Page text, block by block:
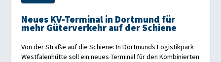
Neues KV-Terminal in Dortmund für
mehr Güterverkehr auf der Schiene
Von der Straße auf die Schiene: In Dortmunds Logistikpark
Westfalenhütte soll ein neues Terminal für den Kombinierten